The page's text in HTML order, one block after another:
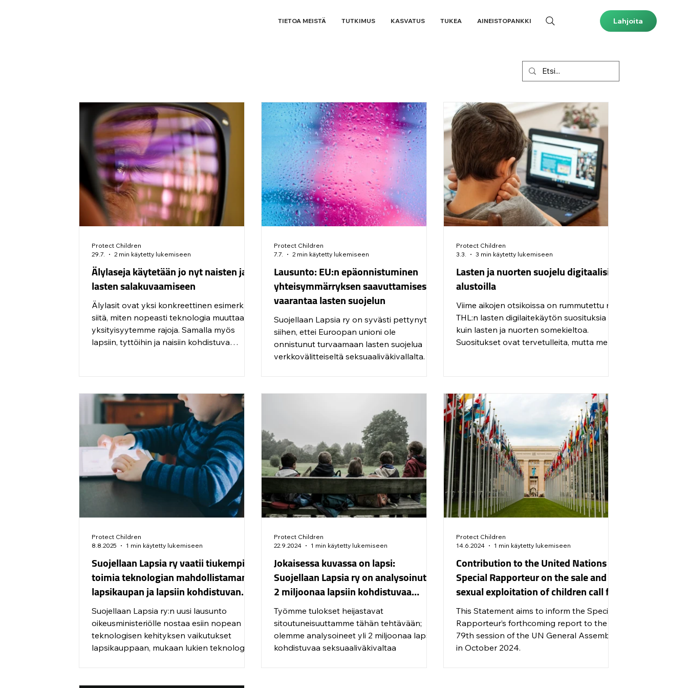
TIETOA MEISTÄ TUTKIMUS KASVATUS TUKEA AINEISTOPANKKI Lahjoita
Älylaseja käytetään jo nyt naisten ja
lasten salakuvaamiseen
Älylasit ovat yksi konkreettinen esimerkki
siitä, miten nopeasti teknologia muuttaa
yksityisyytemme rajoja. Samalla myös
lapsiin, tyttöihin ja naisiin kohdistuva
Protect Children
29.7.
2 min käytetty lukemiseen
Lausunto: EU:n epäonnistuminen
yhteisymmärryksen saavuttamisessa
vaarantaa lasten suojelun
Suojellaan Lapsia ry on syvästi pettynyt
siihen, ettei Euroopan unioni ole
onnistunut turvaamaan lasten suojelua
verkkovälitteiseltä seksuaaliväkivallalta.
Protect Children
7.7.
2 min käytetty lukemiseen
Lasten ja nuorten suojelu digitaalisilla
alustoilla
Viime aikojen otsikoissa on rummutettu niin
THL:n lasten digilaitekäytön suosituksia
kuin lasten ja nuorten somekieltoa.
Suositukset ovat tervetulleita, mutta me
Protect Children
3.3.
3 min käytetty lukemiseen
Suojellaan Lapsia ry vaatii tiukempia
toimia teknologian mahdollistaman
lapsikaupan ja lapsiin kohdistuvan
verkkovälitteisen seksuaaliväkivallan
torjumiseksi
Suojellaan Lapsia ry:n uusi lausunto
oikeusministeriölle nostaa esiin nopean
teknologisen kehityksen vaikutukset
lapsikauppaan, mukaan lukien teknologian
Protect Children
8.8.2025
1 min käytetty lukemiseen
Jokaisessa kuvassa on lapsi:
Suojellaan Lapsia ry on analysoinut yli
2 miljoonaa lapsiin kohdistuvaa
seksuaaliväkivaltaa todistavaa kuvaa
ja videota väkivallan kierteen
lopettamiseksi
Työmme tulokset heijastavat
sitoutuneisuuttamme tähän tehtävään;
olemme analysoineet yli 2 miljoonaa lapsiin
kohdistuvaa seksuaaliväkivaltaa
Protect Children
22.9.2024
1 min käytetty lukemiseen
Contribution to the United Nations
Special Rapporteur on the sale and
sexual exploitation of children call for
input
This Statement aims to inform the Special
Rapporteur’s forthcoming report to the
79th session of the UN General Assembly
in October 2024.
Protect Children
14.6.2024
1 min käytetty lukemiseen